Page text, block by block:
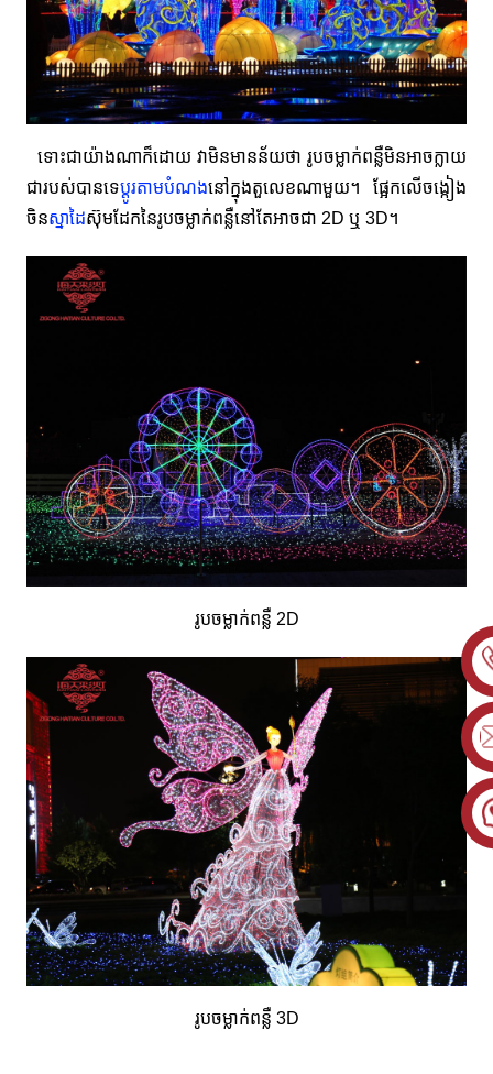
ទោះជាយ៉ាងណាក៏ដោយ វាមិនមានន័យថា រូបចម្លាក់ពន្លឺមិនអាចក្លាយ
ជារបស់បានទេប្ដូរតាមបំណងនៅក្នុងតួលេខណាមួយ។ ផ្អែកលើចង្កៀង
ចិនស្នាដៃស៊ុមដែកនៃរូបចម្លាក់ពន្លឺនៅតែអាចជា 2D ឬ 3D។
រូបចម្លាក់ពន្លឺ 2D
រូបចម្លាក់ពន្លឺ 3D